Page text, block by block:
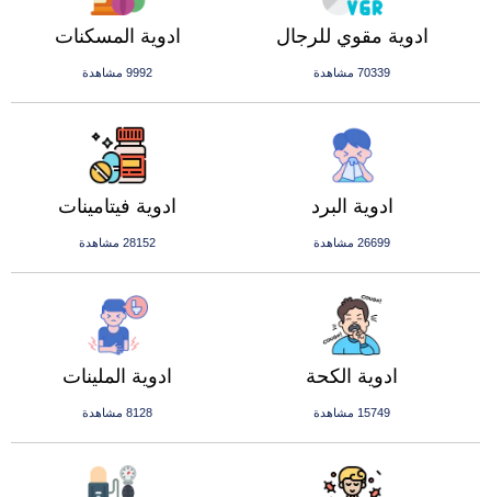
ادوية المسكنات
9992 مشاهدة
ادوية مقوي للرجال
70339 مشاهدة
ادوية فيتامينات
28152 مشاهدة
ادوية البرد
26699 مشاهدة
ادوية الملينات
8128 مشاهدة
ادوية الكحة
15749 مشاهدة